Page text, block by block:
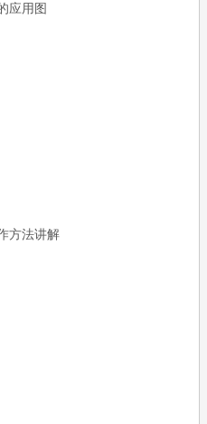
应用图
方法讲解